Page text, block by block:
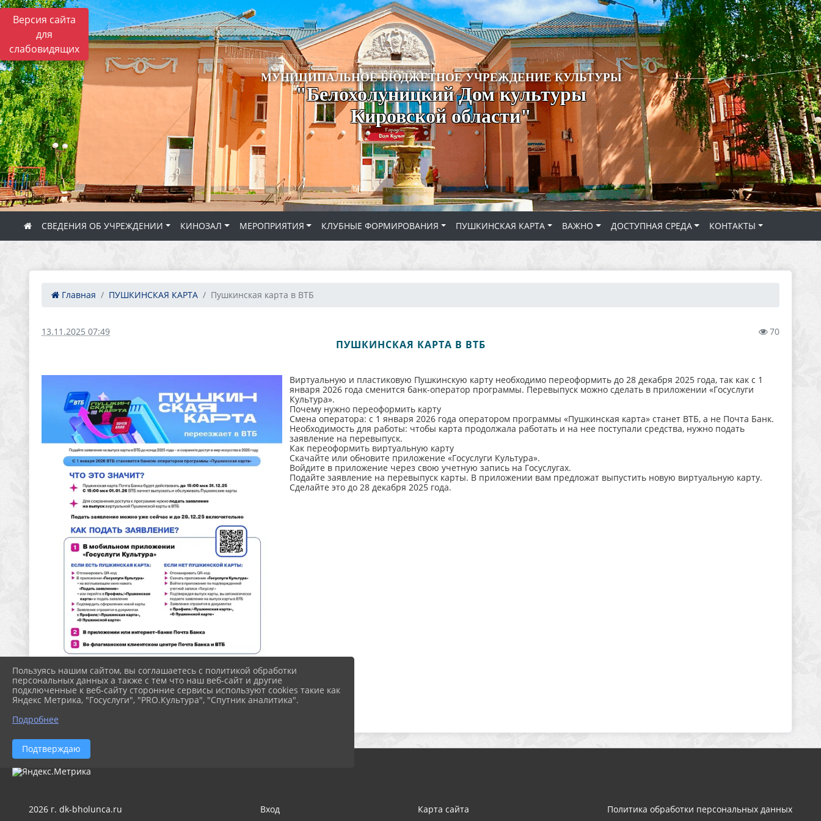
Версия сайта
для
слабовидящих
МУНИЦИПАЛЬНОЕ БЮДЖЕТНОЕ УЧРЕЖДЕНИЕ КУЛЬТУРЫ
"Белохолуницкий Дом культуры
Кировской области"
СВЕДЕНИЯ ОБ УЧРЕЖДЕНИИ КИНОЗАЛ МЕРОПРИЯТИЯ КЛУБНЫЕ ФОРМИРОВАНИЯ ПУШКИНСКАЯ КАРТА ВАЖНО ДОСТУПНАЯ СРЕДА КОНТАКТЫ
Главная ПУШКИНСКАЯ КАРТА Пушкинская карта в ВТБ
13.11.2025 07:49 70
ПУШКИНСКАЯ КАРТА В ВТБ
Виртуальную и пластиковую Пушкинскую карту необходимо переоформить до 28 декабря 2025 года, так как с 1
января 2026 года сменится банк-оператор программы. Перевыпуск можно сделать в приложении «Госуслуги
Культура».
Почему нужно переоформить карту
Смена оператора: с 1 января 2026 года оператором программы «Пушкинская карта» станет ВТБ, а не Почта Банк.
Необходимость для работы: чтобы карта продолжала работать и на нее поступали средства, нужно подать
заявление на перевыпуск.
Как переоформить виртуальную карту
Скачайте или обновите приложение «Госуслуги Культура».
Войдите в приложение через свою учетную запись на Госуслугах.
Подайте заявление на перевыпуск карты. В приложении вам предложат выпустить новую виртуальную карту.
Сделайте это до 28 декабря 2025 года.
2026 г. dk-bholunca.ru Вход Карта сайта Политика обработки персональных данных
Пользуясь нашим сайтом, вы соглашаетесь с политикой обработки
персональных данных а также с тем что наш веб-сайт и другие
подключенные к веб-сайту сторонние сервисы используют cookies такие как
Яндекс Метрика, "Госуслуги", "PRO.Культура", "Спутник аналитика".
Подробнее
Подтверждаю